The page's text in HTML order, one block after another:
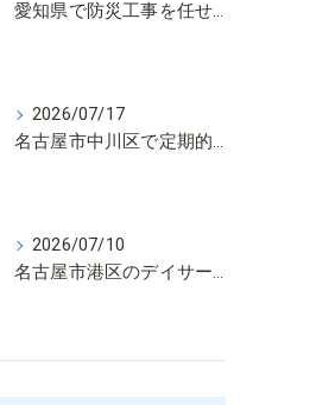
愛知県で防災工事を任せるなら経験と技術で安心を提供する老舗業者
2026/07/17
名古屋市中川区で定期的な消防設備点検や整備はいざという時の命を守る安心管理
2026/07/10
名古屋市港区のデイサービス消防設備点検は消火器具や誘導灯も丁寧に作業を進めます